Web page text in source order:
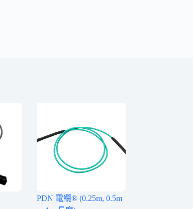
PDN 電纜® (0.25m, 0.5m